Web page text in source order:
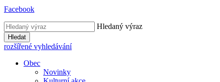
Facebook
Hledaný výraz
Hledat
rozšířené vyhledávání
Obec
Novinky